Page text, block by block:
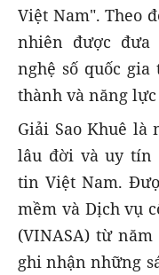
Việt Nam". Theo
nhiên được đưa
nghệ số quốc
thành và năng
Giải Sao Khuê
lâu đời và uy tín
tin Việt Nam.
mềm và Dịch vụ
(VINASA) từ
ghi nhận những